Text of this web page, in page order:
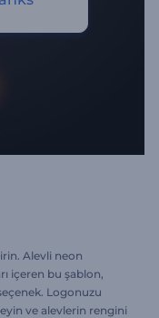
Alevli neon
içeren bu şablon,
Logonuzu
ve alevlerin rengini